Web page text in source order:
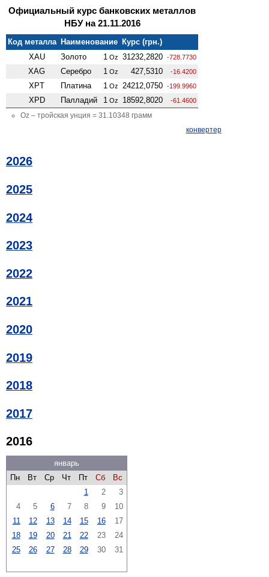
Официальный курс банковских металлов
НБУ на 21.11.2016
Код металла Наименование Курс (грн.)
XAU
Золото 1 Oz 31232,2820 -728.7730
XAG Серебро 1 Oz 427,5310 -16.4200
XPT Платина 1 Oz 24212,0750 -199.9960
XPD Палладий 1 Oz 18592,8020 -61.4600
Oz – тройская унция = 31.10348 грамм
конвертер
2026
2025
2024
2023
2022
2021
2020
2019
2018
2017
2016
январь
Пн
Вт Ср Чт Пт Сб
Вс
1
2
3
4
5 6 7 8 9
10
11
12 13 14 15 16
17
18
19 20 21 22 23
24
25
26 27 28 29 30 31